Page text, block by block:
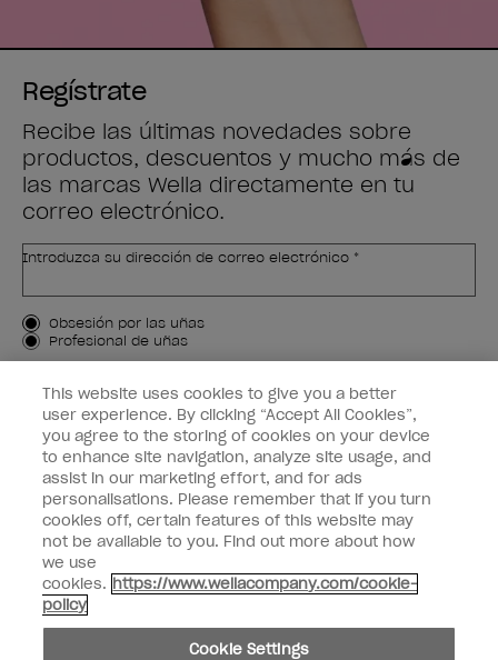
Regístrate
Recibe las últimas novedades sobre
productos, descuentos y mucho más de
las marcas Wella directamente en tu
correo electrónico.
Introduzca su dirección de correo electrónico *
Tipo de cliente
Obsesión por las uñas
Profesional de uñas
APÚNTAME
Customer Information
Connect with OPI
facebook instagram pinterest youtube
No compartir ni vender información personal
This website uses cookies to give you a better
user experience. By clicking “Accept All Cookies”,
you agree to the storing of cookies on your device
to enhance site navigation, analyze site usage, and
assist in our marketing effort, and for ads
personalisations. Please remember that if you turn
cookies off, certain features of this website may
not be available to you. Find out more about how
we use
cookies. https://www.wellacompany.com/cookie-
policy
Cookie Settings